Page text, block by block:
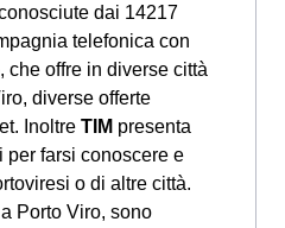
dai 14217
telefonica con
, che offre in diverse città
diverse offerte
Inoltre TIM presenta
per farsi conoscere e
o di altre città.
Porto Viro, sono